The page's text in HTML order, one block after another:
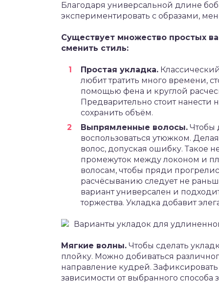
Благодаря универсальной длине
экспериментировать с образами,
Существует множество простых
сменить стиль:
Простая укладка.
любит тратить много времени,
помощью фена и круглой
Предварительно стоит нанести
сохранить объём.
Выпрямленные волосы. Чтобы
воспользоваться утюжком.
волос, допуская ошибку. Такое
промежуток между локоном и
волосам, чтобы пряди
расчёсыванию следует не
вариант универсален и
торжества. Укладка добавит
Варианты укладок для
Мягкие волны. Чтобы сделать
плойку. Можно добиваться
направление кудрей.
зависимости от выбранного способа